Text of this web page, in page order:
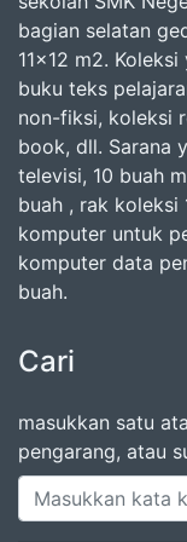
bagian selatan
11x12 m2.
buku teks
non-fiksi, koleksi
book, dll. Sarana
televisi, 10 buah
buah , rak koleksi
komputer untuk
komputer data
buah.
Cari
masukkan satu
pengarang, atau